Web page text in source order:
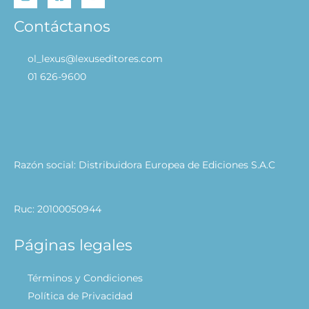
Contáctanos
ol_lexus@lexuseditores.com
01 626-9600
Razón social: Distribuidora Europea de Ediciones S.A.C
Ruc: 20100050944
Páginas legales
Términos y Condiciones
Política de Privacidad